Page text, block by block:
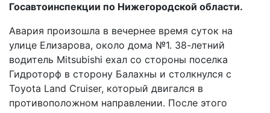
Госавтоинспекции по Нижегородской области.
Авария произошла в вечернее время суток на
улице Елизарова, около дома №1. 38-летний
водитель Mitsubishi ехал со стороны поселка
Гидроторф в сторону Балахны и столкнулся с
Toyota Land Cruiser, который двигался в
противоположном направлении. После этого